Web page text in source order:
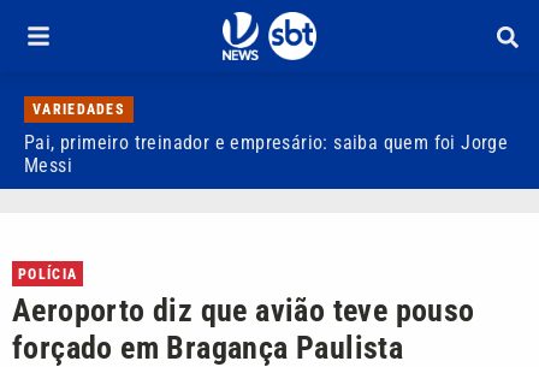
VARIEDADES
Pai, primeiro treinador e empresário: saiba quem foi Jorge
Messi
POLÍCIA
Aeroporto diz que avião teve pouso
forçado em Bragança Paulista